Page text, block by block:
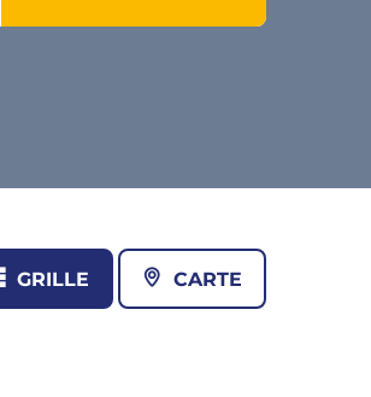
GRILLE CARTE